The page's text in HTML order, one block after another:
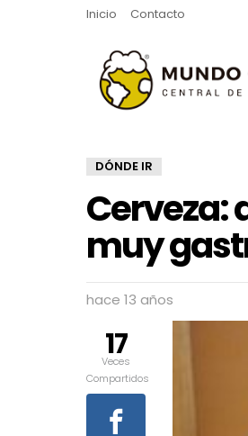
Inicio Contacto
DÓNDE IR
Cerveza:
muy
hace 13 años
17
Veces
Compartidos